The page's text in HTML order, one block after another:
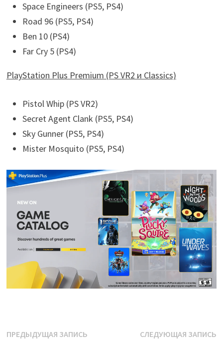
Space Engineers (PS5, PS4)
Road 96 (PS5, PS4)
Ben 10 (PS4)
Far Cry 5 (PS4)
PlayStation Plus Premium (PS VR2 и Classics)
Pistol Whip (PS VR2)
Secret Agent Clank (PS5, PS4)
Sky Gunner (PS5, PS4)
Mister Mosquito (PS5, PS4)
Навигация
ПРЕДЫДУЩАЯ ЗАПИСЬПредыдущая
СЛЕДУЮЩАЯ ЗАПИСЬ